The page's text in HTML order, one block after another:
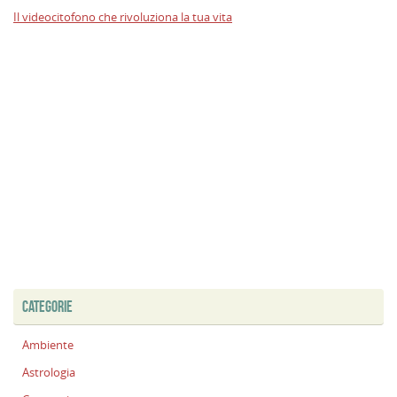
Il videocitofono che rivoluziona la tua vita
CATEGORIE
Ambiente
Astrologia